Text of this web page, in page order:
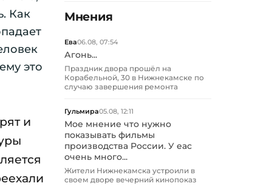
Как
это
и
Мнения
Ева06.08, 07:54
Агонь...
Праздник двора прошёл на
Корабельной, 30 в Нижнекамске по
случаю завершения ремонта
Гульмира05.08, 12:11
Мое мнение что нужно
показывать фильмы
производства России. У еас
очень много...
Жители Нижнекамска устроили в
своем дворе вечерний кинопоказ